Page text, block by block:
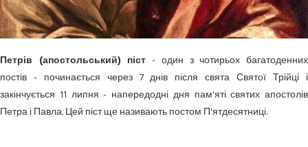
Петрів (апостольський) піст - один з чотирьох багатоденних
постів - починається через 7 днів після свята Святої Трійці і
закінчується 11 липня - напередодні дня пам'яті святих апостолів
Петра і Павла. Цей піст ще називають постом П'ятдесятниці.